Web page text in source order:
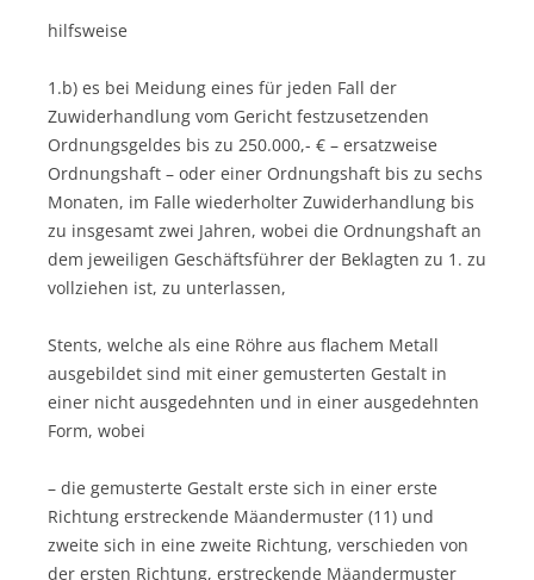
hilfsweise
1.b) es bei Meidung eines für jeden Fall der
Zuwiderhandlung vom Gericht festzusetzenden
Ordnungsgeldes bis zu 250.000,- € – ersatzweise
Ordnungshaft – oder einer Ordnungshaft bis zu sechs
Monaten, im Falle wiederholter Zuwiderhandlung bis
zu insgesamt zwei Jahren, wobei die Ordnungshaft an
dem jeweiligen Geschäftsführer der Beklagten zu 1. zu
vollziehen ist, zu unterlassen,
Stents, welche als eine Röhre aus flachem Metall
ausgebildet sind mit einer gemusterten Gestalt in
einer nicht ausgedehnten und in einer ausgedehnten
Form, wobei
– die gemusterte Gestalt erste sich in einer erste
Richtung erstreckende Mäandermuster (11) und
zweite sich in eine zweite Richtung, verschieden von
der ersten Richtung, erstreckende Mäandermuster